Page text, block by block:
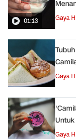
01:13 Gaya
Gaya
Untuk
Gaya